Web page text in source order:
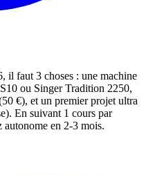
il faut 3 choses : une machine
ou Singer Tradition 2250,
€), et un premier projet ultra
En suivant 1 cours par
autonome en 2-3 mois.